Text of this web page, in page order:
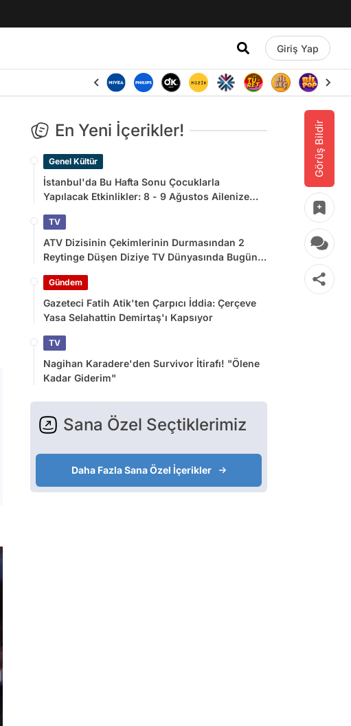
Giriş Yap
Görüş Bildir
En Yeni İçerikler!
Genel Kültür
İstanbul'da Bu Hafta Sonu Çocuklarla
Yapılacak Etkinlikler: 8 - 9 Ağustos Ailenize
TV
ATV Dizisinin Çekimlerinin Durmasından 2
Reytinge Düşen Diziye TV Dünyasında Bugün
Gündem
Gazeteci Fatih Atik'ten Çarpıcı İddia: Çerçeve
Yasa Selahattin Demirtaş'ı Kapsıyor
TV
Nagihan Karadere'den Survivor İtirafı! "Ölene
Kadar Giderim"
Sana Özel Seçtiklerimiz
Daha Fazla Sana Özel İçerikler